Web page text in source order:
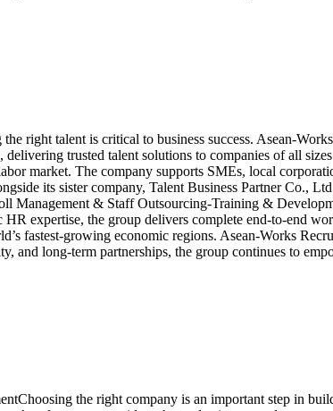
right talent is critical to business success. Asean-
trusted talent solutions to companies of all
market. The company supports SMEs, local
its sister company, Talent Business Partner Co.,
Management & Staff Outsourcing-Training &
expertise, the group delivers complete end-to-end
fastest-growing economic regions. Asean-Works
long-term partnerships, the group continues to
the right company is an important step in